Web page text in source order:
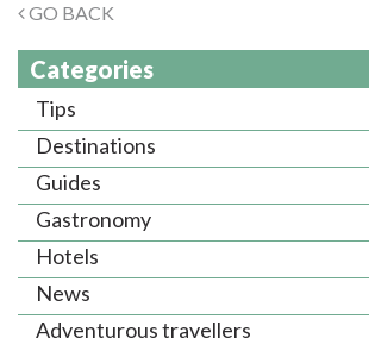
GO BACK
Categories
Tips
Destinations
Guides
Gastronomy
Hotels
News
Adventurous travellers